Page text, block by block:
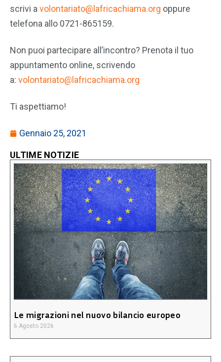
scrivi avolontariato@lafricachiama.org oppure
telefona allo 0721-865159.
Non puoi partecipare all’incontro? Prenota il tuo
appuntamento online, scrivendo
a: volontariato@lafricachiama.org
Ti aspettiamo!
Gennaio 25, 2021
ULTIME NOTIZIE
Le migrazioni nel nuovo bilancio europeo
6 Agosto 2026